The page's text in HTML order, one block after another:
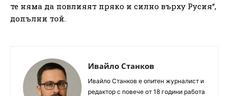
те няма да повлияят пряко и силно върху Русия“,
допълни той.
Ивайло Станков
Ивайло Станков е опитен журналист и
редактор с повече от 18 години работа